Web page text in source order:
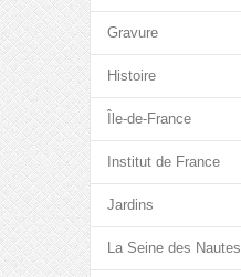
Gravure
Histoire
Île-de-France
Institut de France
Jardins
La Seine des Nautes